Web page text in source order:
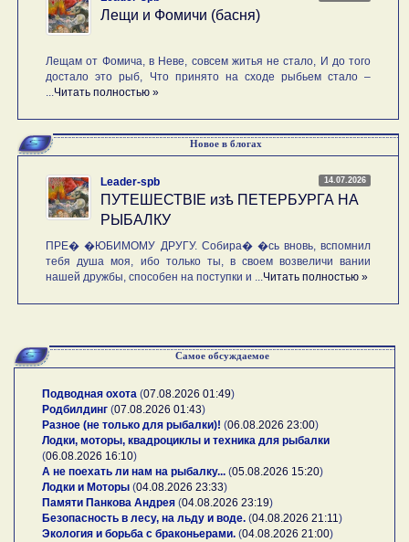
Лещи и Фомичи (басня)
Лещам от Фомича, в Неве, совсем житья не стало, И до того
достало это рыб, Что принято на сходе рыбьем стало –
Читать полностью »
Новое в блогах
14.07.2026
Leader-spb
ПУТЕШЕСТВIE изѣ ПЕТЕРБУРГА НА
РЫБАЛКУ
ПРЕ� �ЮБИМОМУ ДРУГУ. Собира� �сь вновь, вспомнил
тебя душа моя, ибо только ты, в своем возвеличи вании
нашей дружбы, способен на поступки и ... Читать полностью »
Самое обсуждаемое
Подводная охота (07.08.2026 01:49)
Родбилдинг (07.08.2026 01:43)
Разное (не только для рыбалки)! (06.08.2026 23:00)
Лодки, моторы, квадроциклы и техника для рыбалки
(06.08.2026 16:10)
А не поехать ли нам на рыбалку... (05.08.2026 15:20)
Лодки и Моторы (04.08.2026 23:33)
Памяти Панкова Андрея (04.08.2026 23:19)
Безопасность в лесу, на льду и воде. (04.08.2026 21:11 )
Экология и борьба с браконьерами. (04.08.2026 21:00)